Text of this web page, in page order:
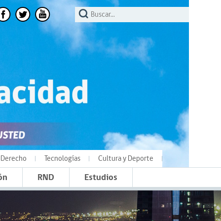
Derecho Tecnologías Cultura y Deporte
RND Estudios